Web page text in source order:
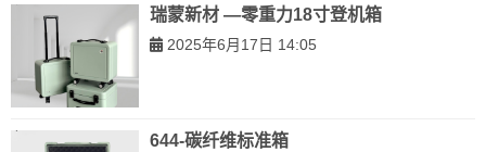
瑞蒙新材 —零重力18寸登机箱
2025年6月17日 14:05
644-碳纤维标准箱